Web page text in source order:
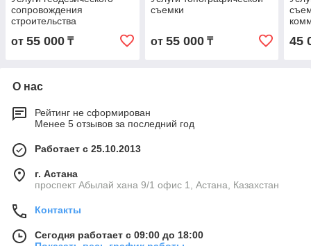
сопровождения
строительства
от 55 000 ₸
съемки
от 55 000₸ 45
О нас
Рейтинг не сформирован
Менее 5 отзывов за последний год
Работает с 25.10.2013
г. Астана
проспект Абылай хана 9/1 офис 1, Астана, Казахстан
Контакты
Сегодня работает с 09:00 до 18:00